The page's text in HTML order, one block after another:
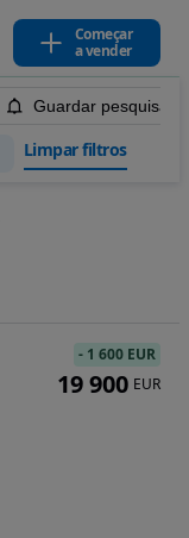
Começar
a vender
Guardar pesquisa
Limpar filtros
- 1 600 EUR
19 900 EUR